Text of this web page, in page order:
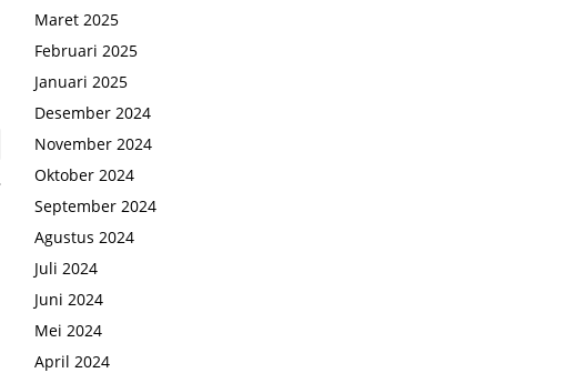
Maret 2025
Februari 2025
Januari 2025
Desember 2024
November 2024
Oktober 2024
September 2024
Agustus 2024
Juli 2024
Juni 2024
Mei 2024
April 2024